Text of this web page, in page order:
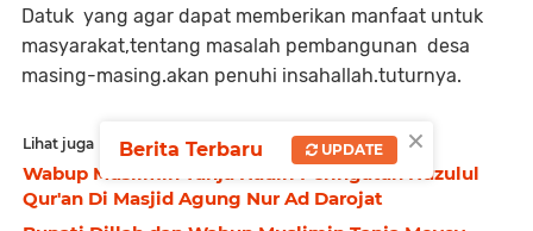
Datuk yang agar dapat memberikan manfaat untuk
masyarakat,tentang masalah pembangunan desa
masing-masing.akan penuhi insahallah.tuturnya.
Lihat juga
Wabup Muslimin Tanja Hadiri Peringatan Nuzulul
Qur'an Di Masjid Agung Nur Ad Darojat
×
Berita Terbaru UPDATE